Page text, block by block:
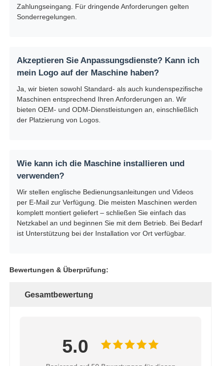
Zahlungseingang. Für dringende Anforderungen gelten
Sonderregelungen.
Akzeptieren Sie Anpassungsdienste? Kann ich
mein Logo auf der Maschine haben?
Ja, wir bieten sowohl Standard- als auch kundenspezifische
Maschinen entsprechend Ihren Anforderungen an. Wir
bieten OEM- und ODM-Dienstleistungen an, einschließlich
der Platzierung von Logos.
Wie kann ich die Maschine installieren und
verwenden?
Wir stellen englische Bedienungsanleitungen und Videos
per E-Mail zur Verfügung. Die meisten Maschinen werden
komplett montiert geliefert – schließen Sie einfach das
Netzkabel an und beginnen Sie mit dem Betrieb. Bei Bedarf
ist Unterstützung bei der Installation vor Ort verfügbar.
Bewertungen & Überprüfung:
Gesamtbewertung
5.0